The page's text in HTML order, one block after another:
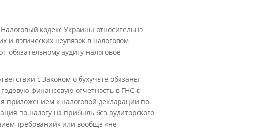
кодекс Украины относительно
и логических неувязок в налоговом
обязательному аудиту налоговое
с Законом о бухучете обязаны
финансовую отчетность в ГНС с
приложением к налоговой декларации по
по налогу на прибыль без аудиторского
требований» или вообще «не